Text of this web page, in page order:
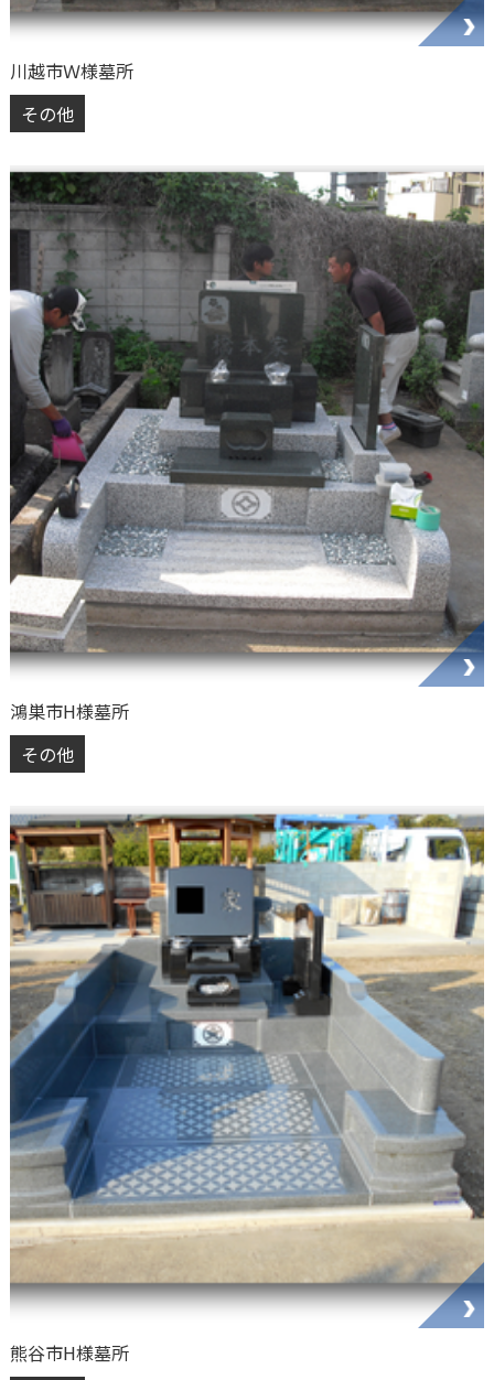
川越市Ｗ様墓所
その他
鴻巣市H様墓所
その他
熊谷市H様墓所